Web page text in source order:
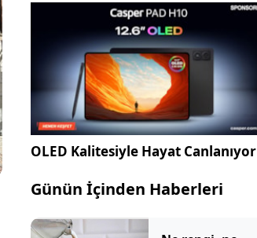
OLED Kalitesiyle Hayat Canlanıyor
Günün İçinden Haberleri